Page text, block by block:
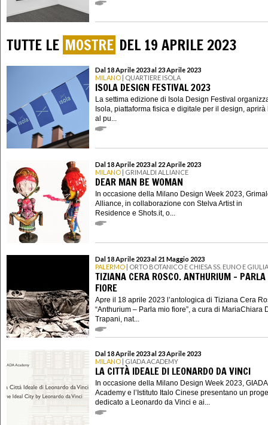
TUTTE LE MOSTRE DEL 19 APRILE 2023
Dal 18 Aprile 2023 al 23 Aprile 2023
MILANO | QUARTIERE ISOLA
ISOLA DESIGN FESTIVAL 2023
La settima edizione di Isola Design Festival
Isola, piattaforma fisica e digitale per il design, aprirà
al pu...
Dal 18 Aprile 2023 al 22 Aprile 2023
MILANO | GRIMALDI ALLIANCE
DEAR MAN BE WOMAN
In occasione della Milano Design Week 2023,
Alliance, in collaborazione con Stelva Artist in
Residence e Shots.it, o...
Dal 18 Aprile 2023 al 21 Maggio 2023
PALERMO | ORTO BOTANICO E CHIESA SS. EUNO E
TIZIANA CERA ROSCO. ANTHURIUM –
FIORE
Apre il 18 aprile 2023 l’antologica di Tiziana Cera
“Anthurium – Parla mio fiore”, a cura di MariaChiara
Trapani, nat...
Dal 18 Aprile 2023 al 23 Aprile 2023
MILANO | GIADA ACADEMY
LA CITTÀ IDEALE DI LEONARDO DA VINCI
In occasione della Milano Design Week 2023, GIADA
Academy e l’Istituto Italo Cinese presentano un
dedicato a Leonardo da Vinci e ai...